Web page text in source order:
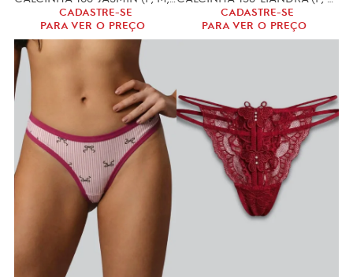
CADASTRE-SE
PARA VER O PREÇO
CADASTRE-SE
PARA VER O PREÇO